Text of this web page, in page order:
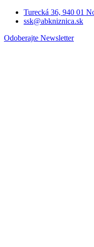
Turecká 36, 940 01
ssk@abkniznica.sk
Odoberajte Newsletter